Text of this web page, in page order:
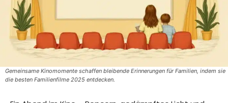
Gemeinsame Kinomomente schaffen bleibende Erinnerungen für Familien, indem sie
die besten Familienfilme 2025 entdecken.